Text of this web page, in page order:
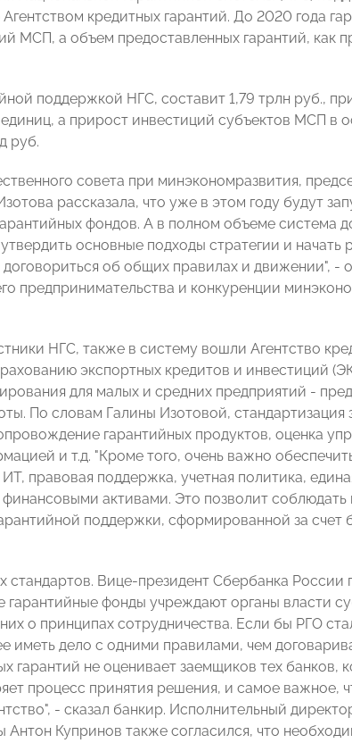
кредитных гарантий. До 2020 года
МСП, а объем предоставленных гарантий, как
поддержкой НГС, составит 1,79 трлн руб.,
а прирост инвестиций субъектов МСП в
руб.
совета при минэкономразвития,
рассказала, что уже в этом году будут
фондов. А в полном объеме система
основные подходы стратегии и начать
об общих правилах и движении", -
предпринимательства и конкуренции
НГС, также в систему вошли Агентство
экспортных кредитов и инвестиций
для малых и средних предприятий -
По словам Галины Изотовой, стандартизация
гарантийных продуктов, оценка
и т.д. "Кроме того, очень важно
правовая поддержка, учетная политика,
активами. Это позволит
поддержки, сформированной за счет
Вице-президент Сбербанка России
фонды учреждают органы власти
о принципах сотрудничества. Если бы РГО
иметь дело с одними правилами, чем
гарантий не оценивает заемщиков тех банков,
процесс принятия решения, и самое важное,
- сказал банкир. Исполнительный
Купринов также согласился, что